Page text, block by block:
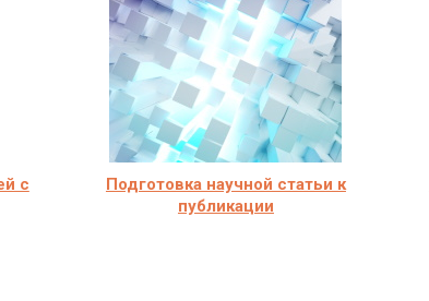
с
Подготовка научной статьи к
публикации